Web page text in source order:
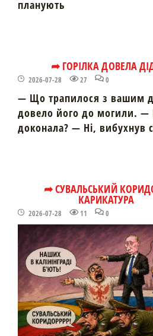
планують
➦ ГОРІЛКА ДОВЕЛА
2026-07-28 27 0
— Що трапилося з вашим
довело його до могили. —
доконала? — Ні, вибухнув
➦ СУВАЛЬСЬКИЙ
КАРИКАТУРА
2026-07-28 11 0